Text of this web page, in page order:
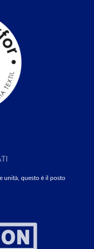
unità, questo è il posto